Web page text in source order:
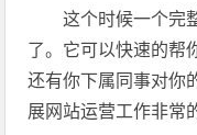
这个时候一个完
了。它可以快速的帮
还有你下属同事对你
展网站运营工作非常